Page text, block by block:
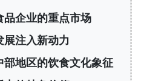
品企业的重点市场
展注入新动力
地区的饮食文化象征